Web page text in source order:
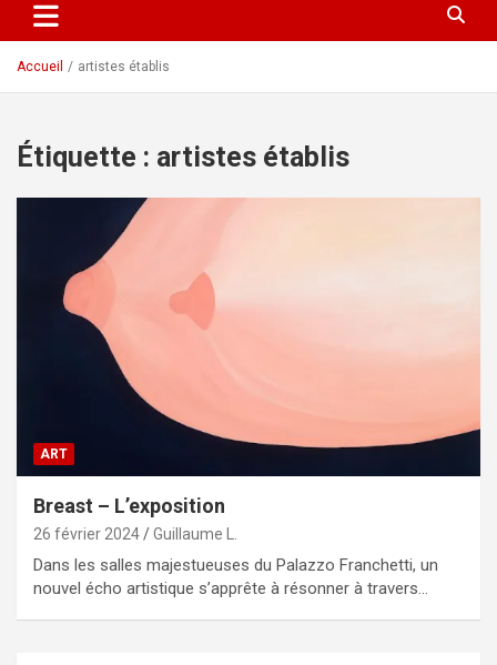
Accueil artistes établis
Étiquette : artistes établis
ART
Breast – L’exposition
26 février 2024 Guillaume L.
Dans les salles majestueuses du Palazzo Franchetti, un
nouvel écho artistique s’apprête à résonner à travers…